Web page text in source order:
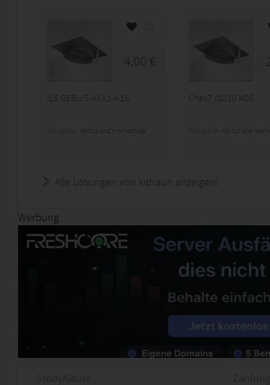
4,00 €
ILS GEBU 5-XXX1-K15
Abitur und Hochschule
Ches7 /0210 K08
Abitur und
Alle Lösungen von kidrauh anzeigen!
Werbung